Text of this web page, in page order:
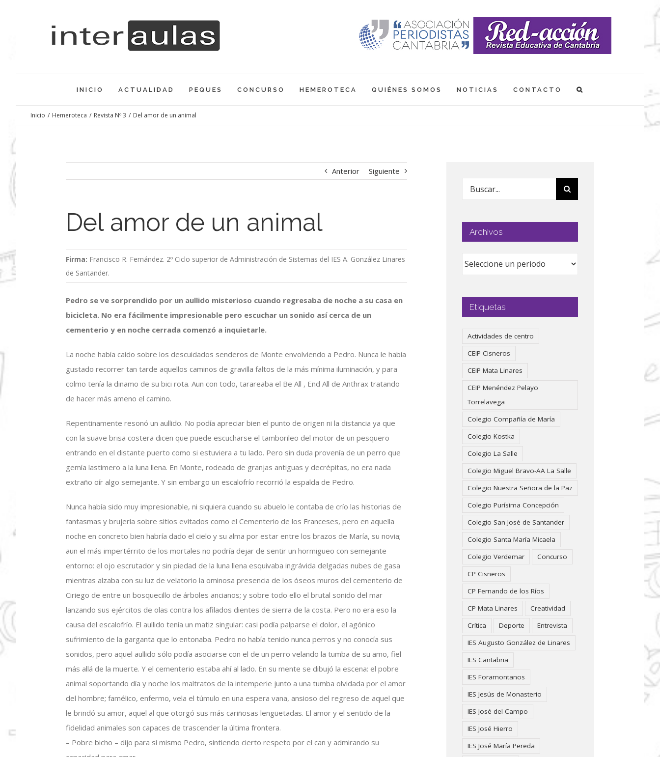
INICIO ACTUALIDAD PEQUES CONCURSO HEMEROTECA QUIÉNES SOMOS NOTICIAS CONTACTO
Inicio / Hemeroteca / Revista Nº 3 / Del amor de un animal
Anterior Siguiente
Del amor de un animal
Firma: Francisco R. Fernández. 2º Ciclo superior de Administración de Sistemas del IES A. González Linares
de Santander.
Pedro se ve sorprendido por un aullido misterioso cuando regresaba de noche a su casa en
bicicleta. No era fácilmente impresionable pero escuchar un sonido así cerca de un
cementerio y en noche cerrada comenzó a inquietarle.
La noche había caído sobre los descuidados senderos de Monte envolviendo a Pedro. Nunca le había
gustado recorrer tan tarde aquellos caminos de gravilla faltos de la más mínima iluminación, y para
colmo tenía la dinamo de su bici rota. Aun con todo, tarareaba el Be All , End All de Anthrax tratando
de hacer más ameno el camino.
Repentinamente resonó un aullido. No podía apreciar bien el punto de origen ni la distancia ya que
con la suave brisa costera dicen que puede escucharse el tamborileo del motor de un pesquero
entrando en el distante puerto como si estuviera a tu lado. Pero sin duda provenía de un perro que
gemía lastimero a la luna llena. En Monte, rodeado de granjas antiguas y decrépitas, no era nada
extraño oír algo semejante. Y sin embargo un escalofrío recorrió la espalda de Pedro.
Nunca había sido muy impresionable, ni siquiera cuando su abuelo le contaba de crío las historias de
fantasmas y brujería sobre sitios evitados como el Cementerio de los Franceses, pero en aquella
noche en concreto bien habría dado el cielo y su alma por estar entre los brazos de María, su novia;
aun el más impertérrito de los mortales no podría dejar de sentir un hormigueo con semejante
entorno: el ojo escrutador y sin piedad de la luna llena esquivaba ingrávida delgadas nubes de gasa
mientras alzaba con su luz de velatorio la ominosa presencia de los óseos muros del cementerio de
Ciriego de entre un bosquecillo de árboles ancianos; y sobre todo ello el brutal sonido del mar
lanzando sus ejércitos de olas contra los afilados dientes de sierra de la costa. Pero no era eso la
causa del escalofrío. El aullido tenía un matiz singular: casi podía palparse el dolor, el agónico
sufrimiento de la garganta que lo entonaba. Pedro no había tenido nunca perros y no conocía sus
sonidos, pero aquel aullido sólo podía asociarse con el de un perro velando la tumba de su amo, fiel
más allá de la muerte. Y el cementerio estaba ahí al lado. En su mente se dibujó la escena: el pobre
animal soportando día y noche los maltratos de la intemperie junto a una tumba olvidada por el amor
del hombre; famélico, enfermo, vela el túmulo en una espera vana, ansioso del regreso de aquel que
le brindó su amor, aquel al que otorgó sus más cariñosas lengüetadas. El amor y el sentido de la
fidelidad animales son capaces de trascender la última frontera.
– Pobre bicho – dijo para sí mismo Pedro, sintiendo cierto respeto por el can y admirando su
Buscar:
Archivos
Etiquetas
Actividades de centro
CEIP Cisneros
CEIP Mata Linares
CEIP Menéndez Pelayo
Torrelavega
Colegio Compañía de María
Colegio Kostka
Colegio La Salle
Colegio Miguel Bravo-AA La Salle
Colegio Nuestra Señora de la Paz
Colegio Purísima Concepción
Colegio San José de Santander
Colegio Santa María Micaela
Colegio Verdemar
Concurso
CP Cisneros
CP Fernando de los Ríos
CP Mata Linares
Creatividad
Crítica
Deporte
Entrevista
IES Augusto González de Linares
IES Cantabria
IES Foramontanos
IES Jesús de Monasterio
IES José del Campo
IES José Hierro
IES José María Pereda